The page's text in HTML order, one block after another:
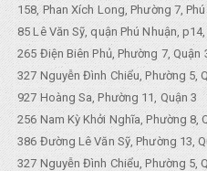
158, Phan Xích Long, Phường 7,
85 Lê Văn Sỹ, quận Phú Nhuận,
265 Điện Biên Phủ, Phường 7, Quận
327 Nguyễn Đình Chiểu, Phường 5,
927 Hoàng Sa, Phường 11, Quận 3
256 Nam Kỳ Khởi Nghĩa, Phường 8,
386 Đường Lê Văn Sỹ, Phường 13,
327 Nguyễn Đình Chiểu, Phường 5,